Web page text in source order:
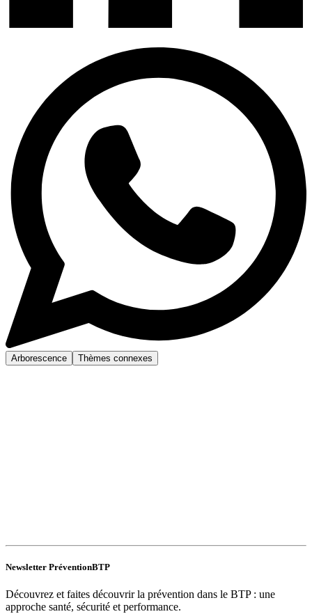
Arborescence Thèmes connexes
Newsletter PréventionBTP
Découvrez et faites découvrir la prévention dans le BTP : une
approche santé, sécurité et performance.